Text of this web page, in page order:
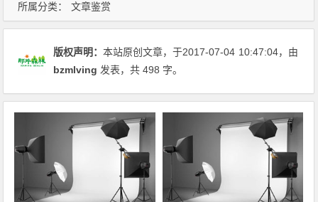
所属分类： 文章鉴赏
版权声明：本站原创文章，于2017-07-04 10:47:04，由
bzmlving 发表，共 498 字。